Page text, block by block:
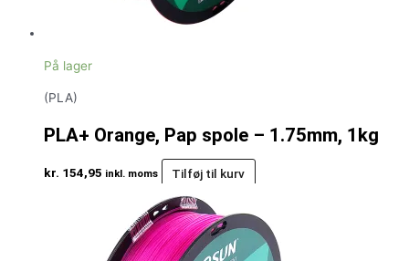
På lager
(PLA)
PLA+ Orange, Pap spole – 1.75mm, 1kg
kr. 154,95 inkl. moms Tilføj til kurv